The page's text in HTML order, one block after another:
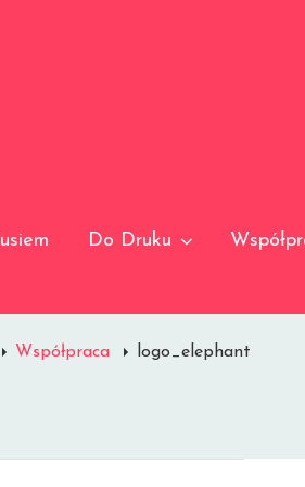
Do Druku
Współpraca logo_elephant